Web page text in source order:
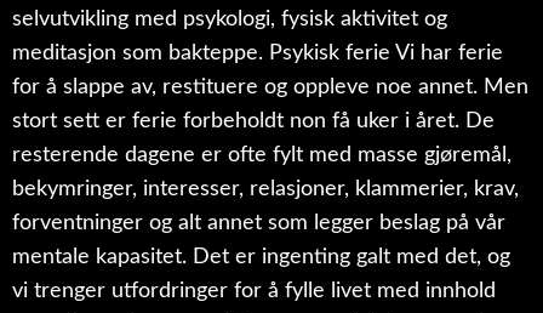
selvutvikling med psykologi, fysisk aktivitet og
meditasjon som bakteppe. Psykisk ferie Vi har ferie
for å slappe av, restituere og oppleve noe annet. Men
stort sett er ferie forbeholdt non få uker i året. De
resterende dagene er ofte fylt med masse gjøremål,
bekymringer, interesser, relasjoner, klammerier, krav,
forventninger og alt annet som legger beslag på vår
mentale kapasitet. Det er ingenting galt med det, og
vi trenger utfordringer for å fylle livet med innhold